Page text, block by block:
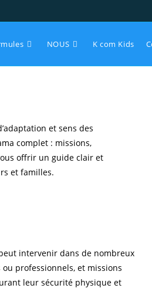
NOUS K com Kids
et sens des
complet : missions,
offrir un guide clair et
et familles.
intervenir dans de nombreux
professionnels, et missions
leur sécurité physique et